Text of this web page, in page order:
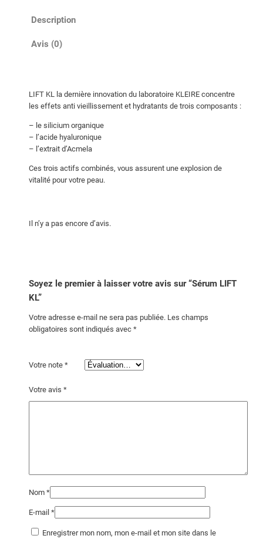
Description
Avis (0)
LIFT KL la dernière innovation du laboratoire KLEIRE concentre
les effets anti vieillissement et hydratants de trois composants :
– le silicium organique
– l’acide hyaluronique
– l’extrait d’Acmela
Ces trois actifs combinés, vous assurent une explosion de
vitalité pour votre peau.
Il n’y a pas encore d’avis.
Soyez le premier à laisser votre avis sur “Sérum LIFT
KL”
Votre adresse e-mail ne sera pas publiée. Les champs
obligatoires sont indiqués avec *
Votre note *
Votre avis *
Nom *
E-mail *
Enregistrer mon nom, mon e-mail et mon site dans le